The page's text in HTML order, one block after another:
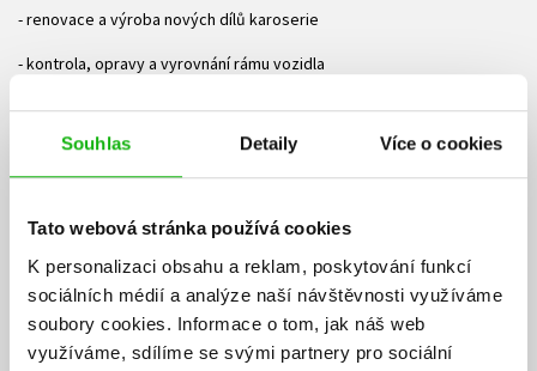
Souhlas Detaily Více o cookies
Tato webová stránka používá cookies
K personalizaci obsahu a reklam, poskytování funkcí
sociálních médií a analýze naší návštěvnosti využíváme
soubory cookies. Informace o tom, jak náš web
využíváme, sdílíme se svými partnery pro sociální
- renovace a výroba nových dílů karoserie
- kontrola, opravy a vyrovnání rámu vozidla
- SPZ a přihlášení veterána do evidence
- fotografie automobilů před a po renovaci
- rady a tipy, kde lze získat další informace
Ke stažení
PDF Obsah.pdf PDF Ukázka.pdf